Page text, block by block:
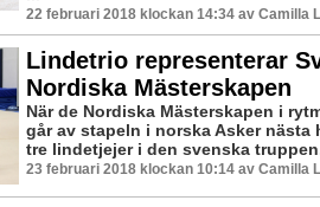
22 februari 2018 klockan 14:34 av Camilla
Lindetrio representerar
Nordiska Mästerskapen
När de Nordiska Mästerskapen i
går av stapeln i norska Asker nästa
tre lindetjejer i den svenska
23 februari 2018 klockan 10:14 av Camilla